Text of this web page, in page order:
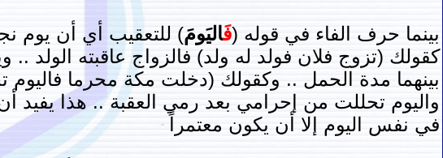
بينما حرف الفاء في قوله (فَاليَومَ) للتعقيب أي أن يوم
كقولك (تزوج فلان فولد له ولد) فالزواج عاقبته الولد ..
بينهما مدة الحمل .. وكقولك (دخلت مكة محرما
واليوم تحللت من إحرامي بعد رمي العقبة .. هذا يفيد
في نفس اليوم إلا أن يكون معتمراً